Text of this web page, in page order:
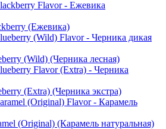
(Ежевика)
(Wild) (Черника лесная)
(Extra) (Черника экстра)
(Original) (Карамель натуральная)